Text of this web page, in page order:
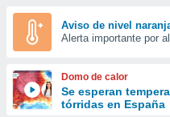
y
forma
digital
basada
Aviso de nivel
Alerta importante por
Domo de calor
Se esperan
tórridas en España